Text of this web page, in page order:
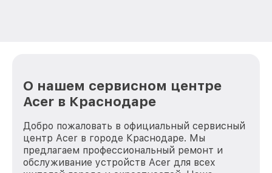
О нашем сервисном центре
Acer в Краснодаре
Добро пожаловать в официальный сервисный
центр Acer в городе Краснодаре. Мы
предлагаем профессиональный ремонт и
обслуживание устройств Acer для всех